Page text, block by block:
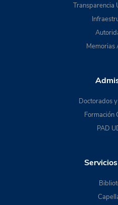
Transparencia
Memorias
Doctorados
Formación
PAD